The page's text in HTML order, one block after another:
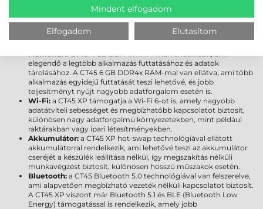
(1280 x 720 pixel), amely megfelel az alapvető igényeknek, de a
CT45 XP Full HD kijelzővel (1920 x 1080 pixel) van felszerelve, ami
élesebb képet és jobb felhasználói élményt biztosít, különösen, ha
vizuálisan magasabb szintet képviselő alkalmazásokat
Memória:a CT45 4 GB DDR4x RAM-mal rendelkezik, ami
elegendő a legtöbb alkalmazás futtatásához és adatok
tárolásához. A CT45 6 GB DDR4x RAM-mal van ellátva, ami több
alkalmazás egyidejű futtatását teszi lehetővé, és jobb
teljesítményt nyújt nagyobb adatforgalom esetén is.
Wi-Fi: a CT45 XP támogatja a Wi-Fi 6-ot is, amely nagyobb
adatátviteli sebességet és megbízhatóbb kapcsolatot biztosít,
különösen nagy adatforgalmú környezetekben, mint például
raktárakban vagy ipari létesítményekben.
Akkumulátor: a CT45 XP hot-swap technológiával ellátott
akkumulátorral rendelkezik, ami lehetővé teszi az akkumulátor
cseréjét a készülék leállítása nélkül, így megszakítás nélküli
munkavégzést biztosít, különösen hosszú műszakok esetén.
Bluetooth: a CT45 Bluetooth 5.0 technológiával van felszerelve,
ami alapvetően megbízható vezeték nélküli kapcsolatot biztosít.
A CT45 XP viszont már Bluetooth 5.1 és BLE (Bluetooth Low
Energy) támogatással is rendelkezik, amely jobb
Mindent elfogadom
Elfogadom Elutasítom